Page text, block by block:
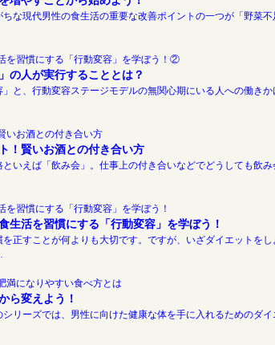
な現代男性の食生活の重要な改善ポイントの一つが「野
の人が実行することとは？
と、行動変容ステージモデルの無関心期にいる人への働
！賢いお酒との付き合い方
いえば「飲み会」。仕事上の付き合いなどでどうしても
生活を習慣にする「行動変容」を学ぼう！
正すことが何よりも大切です。ですが、いざダイエット
ら変えよう！
リーズでは、男性に向けた健康な体を手に入れるための